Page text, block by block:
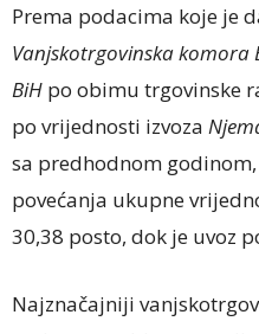
Prema podacima koje je
Vanjskotrgovinska komora
BiH po obimu trgovinske
po vrijednosti izvoza
sa predhodnom
povećanja ukupne
30,38 posto, dok je uvoz
Najznačajniji